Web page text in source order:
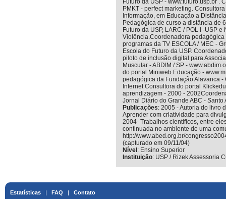
Futuro da USP - www.futuro.usp.br .
PMKT - perfect marketing.
Informação, em Educação a
Pedagógica de curso a distância de
Futuro da USP, LARC / POL I -USP
Violência.Coordenadora
programas da TV ESCOLA / MEC -
Escola do Futuro da USP.
piloto de inclusão digital para
Muscular - ABDIM / SP -
do portal Miniweb Educação -
pedagógica da Fundação Alavanca
Internet Consultora do portal
aprendizagem - 2000 -
Jornal Diário do Grande ABC - Santo
Publicações: 2005 - Autoria do livro
Aprender com criatividade para
2004- Trabalhos cientificos, entre
continuada no ambiente de uma
http://www.abed.org.br/
(capturado em 09/11/04)
Nível : Ensino Superior
Instituição: USP / Rizek Assessoria
Estatísticas | FAQ | Contato